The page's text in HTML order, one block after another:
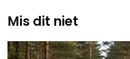
Mis dit niet